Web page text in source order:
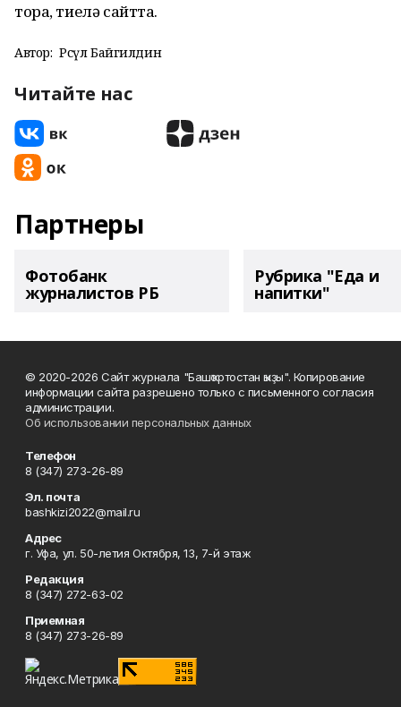
тора, тиелә сайтта.
Автор: Рәсүл Байгилдин
Читайте нас
Партнеры
Фотобанк
журналистов РБ
Рубрика "Еда и
напитки"
© 2020-2026 Сайт журнала "Башҡортостан ҡыҙы". Копирование
информации сайта разрешено только с письменного согласия
администрации.
Об использовании персональных данных
Телефон
8 (347) 273-26-89
Эл. почта
bashkizi2022@mail.ru
Адрес
г. Уфа, ул. 50-летия Октября, 13, 7-й этаж
Редакция
8 (347) 272-63-02
Приемная
8 (347) 273-26-89